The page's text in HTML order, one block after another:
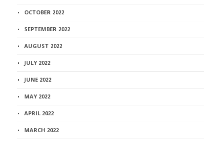
OCTOBER 2022
SEPTEMBER 2022
AUGUST 2022
JULY 2022
JUNE 2022
MAY 2022
APRIL 2022
MARCH 2022